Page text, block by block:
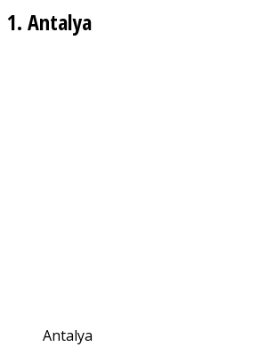
1. Antalya
Antalya